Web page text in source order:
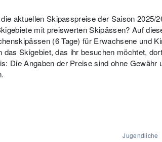
aktuellen Skipasspreise der Saison 2025/
mit preiswerten Skipässen? Auf
(6 Tage) für Erwachsene und
Skigebiet, das ihr besuchen möchtet,
Die Angaben der Preise sind ohne Gewähr
Jugendliche